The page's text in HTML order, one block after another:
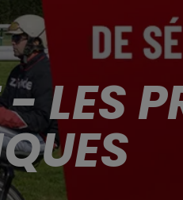
LES